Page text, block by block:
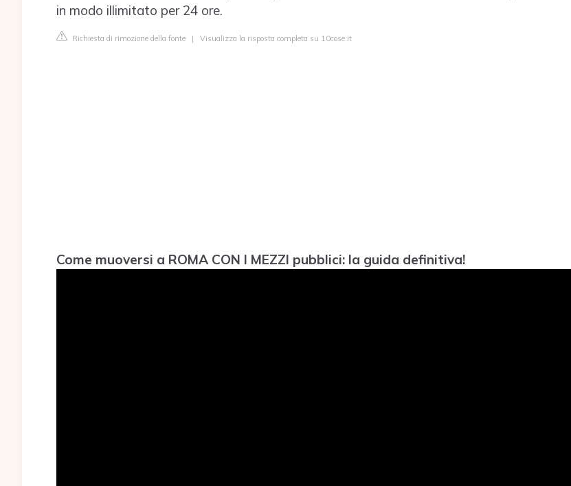
in modo illimitato per 24 ore.
Richiesta di rimozione della fonte | Visualizza la risposta completa su 10cose.it
Come muoversi a ROMA CON I MEZZI pubblici: la guida definitiva!